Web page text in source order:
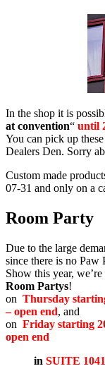
In the shop it is
at convention“ until
You can pick up
Dealers Den. Sorry
Custom made
07-31 and only on a
Room Party
Due to the large
since there is no Paw
Show this year,
Room Partys!
on Thursday
– open end, and
on Friday starting
open end
in SUITE